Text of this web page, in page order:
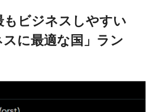
もビジネスしやすい
に最適な国」ラン